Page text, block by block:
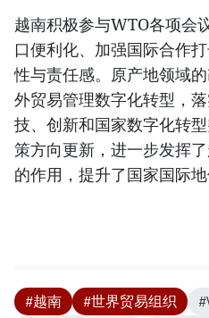
越南积极参与WTO各项会
口便利化、加强国际合作
性与责任感。原产地领域
外贸易管理数字化转型，
技、创新和国家数字化转
策方向更新，进一步发挥
的作用，提升了国家国际地
#越南 #世界贸易组织